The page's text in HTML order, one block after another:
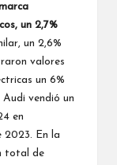
un 2,7%
un 2,6%
valores
un 6%
vendió un
en
2023. En la
total de